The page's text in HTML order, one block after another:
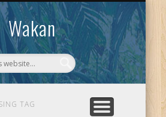
Wakan
WAKAN
CONTACTO
TAG